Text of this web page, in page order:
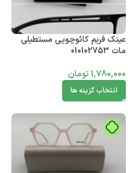
عینک فریم کائوچویی مستطیلی
مات 010102753
1,780,000تومان
انتخاب گزینه ها